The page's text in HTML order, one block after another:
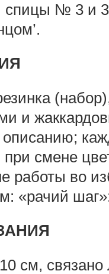
спицы № 3 и
и
при смене
рабо­ты во
«рачий
см,